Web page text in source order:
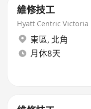
維修技工
Hyatt Centric
東區, 北角
月休8天